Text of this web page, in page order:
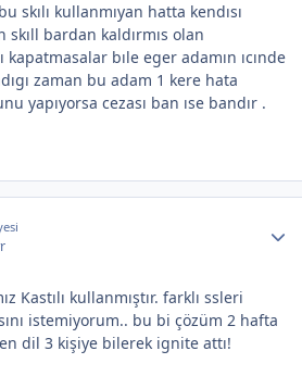
skılı kullanmıyan hatta kendısı
skıll bardan kaldırmıs olan
kapatmasalar bıle eger adamın ıcınde
zaman bu adam 1 kere hata
yapıyorsa cezası ban ıse bandır .
Kastılı kullanmıştır. farklı ssleri
istemiyorum.. bu bi çözüm 2 hafta
dil 3 kişiye bilerek ignite attı!